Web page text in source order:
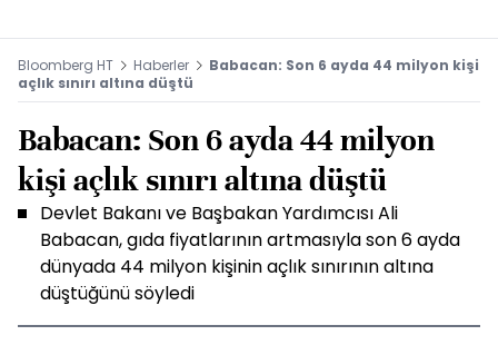
Bloomberg HT Haberler
Babacan: Son 6 ayda 44 milyon kişi
açlık sınırı altına düştü
Babacan: Son 6 ayda 44 milyon
kişi açlık sınırı altına düştü
Devlet Bakanı ve Başbakan Yardımcısı Ali
Babacan, gıda fiyatlarının artmasıyla son 6 ayda
dünyada 44 milyon kişinin açlık sınırının altına
düştüğünü söyledi